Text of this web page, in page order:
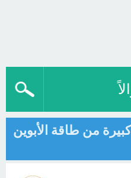
من طاقة الأبوين